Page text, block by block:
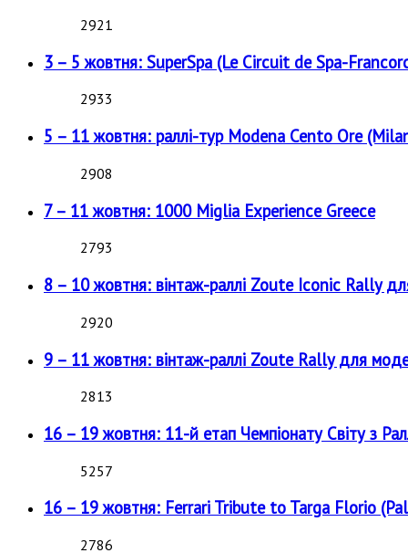
2921
3 – 5 жовтня: SuperSpa (Le Circuit de Spa-
2933
5 – 11 жовтня: раллі-тур Modena Cento Ore
2908
7 – 11 жовтня: 1000 Miglia Experience Greece
2793
8 – 10 жовтня: вінтаж-раллі Zoute Iconic Rally
2920
9 – 11 жовтня: вінтаж-раллі Zoute Rally для
2813
16 – 19 жовтня: 11-й етап Чемпіонату Світу з
5257
16 – 19 жовтня: Ferrari Tribute to Targa Florio
2786